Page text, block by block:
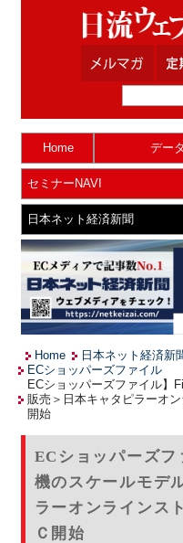
Home デー
セミナーNAVI
日本ネット経済新聞
Home 日本ネット経済新
ECショッパーズファイル
ECショッパーズファイル
販売＞日本キャタピラーオ
開始
ECショッパーズ
機のスケールモデ
ラーオンラインス
Ｃ開始